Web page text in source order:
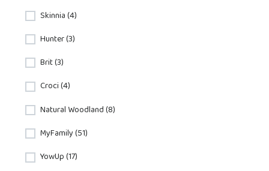
Skinnia (4)
Hunter (3)
Brit (3)
Croci (4)
Natural Woodland (8)
MyFamily (51)
YowUp (17)